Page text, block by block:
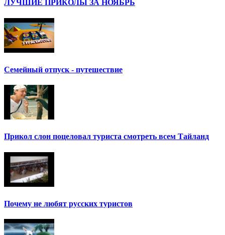
ЛУЧШИЕ ПРИКОЛЫ ЗА НОЯБРЬ
Семейный отпуск - путешествие
Прикол слон поцеловал туриста смотреть всем Тайланд
Почему не любят русских туристов